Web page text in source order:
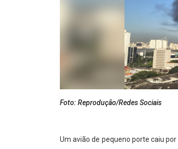
Foto: Reprodução/Redes Sociais
Um avião de pequeno porte caiu